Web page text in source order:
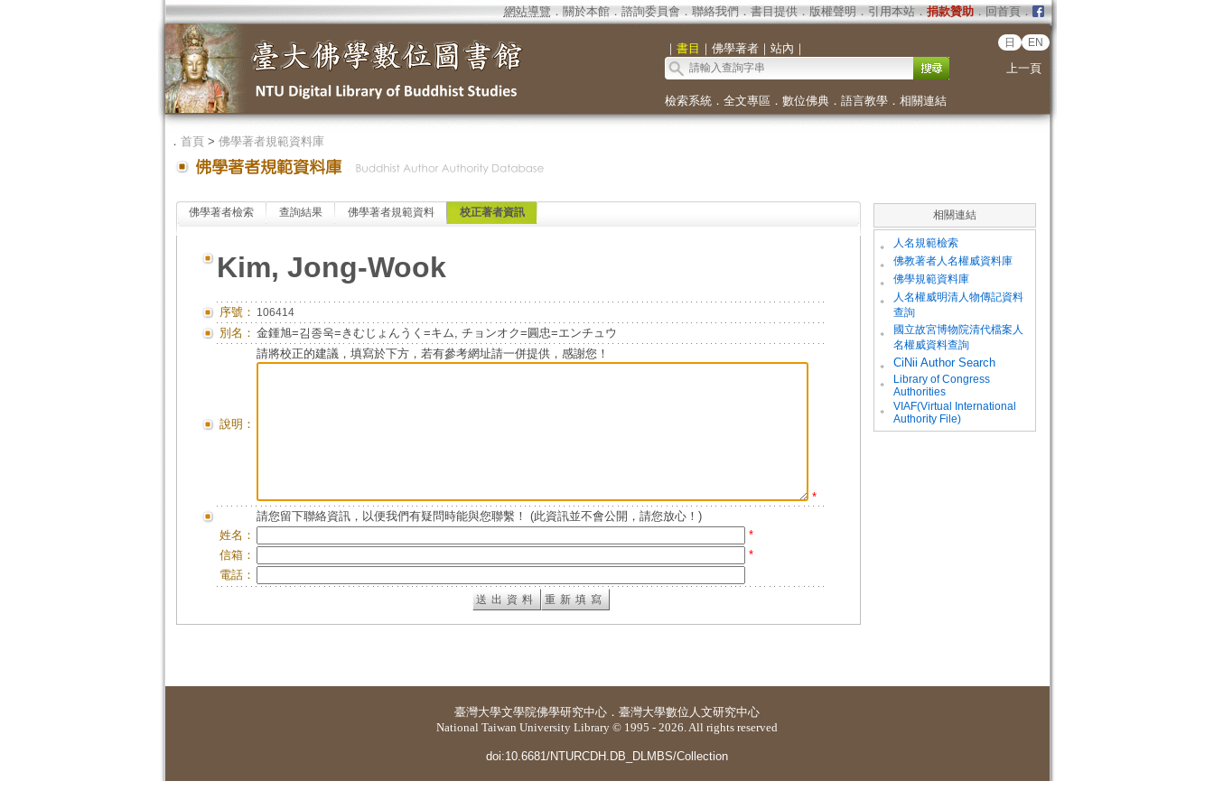
網站導覽 ． 關於本館． 諮詢委員會． 聯絡我們 ． 書目提供． 版權聲明 ． 引用本站． 捐款贊助．回首頁．
｜ 書目 ｜ 佛學著者｜ 站內 ｜ 日 EN
上一頁
檢索系統． 全文專區 ． 數位佛典． 語言教學． 相關連結
． 首頁> 佛學著者規範資料庫
佛學著者檢索 查詢結果 佛學著者規範資料 校正著者資訊
Kim, Jong-Wook
序號： 106414
別名： 金鍾旭=김종욱=きむじょんうく=キム, チョンオク=圓忠=エンチュウ
說明：
請將校正的建議，填寫於下方，若有參考網址請一併提供，感謝您！
*
請您留下聯絡資訊，以便我們有疑問時能與您聯繫！ (此資訊並不會公開，請您放心！)
姓名：
*
信箱：
*
電話：
相關連結
。 人名規範檢索
。 佛教著者人名權威資料庫
。 佛學規範資料庫
。
人名權威明清人物傳記資料
查詢
。
國立故宮博物院清代檔案人
名權威資料查詢
。
CiNii Author Search
。
Library of Congress
Authorities
。
VIAF(Virtual International
Authority File)
臺灣大學文學院佛學研究中心 ． 臺灣大學數位人文研究中心
National Taiwan University Library © 1995 - 2026. All rights reserved
doi:10.6681/NTURCDH.DB_DLMBS/Collection